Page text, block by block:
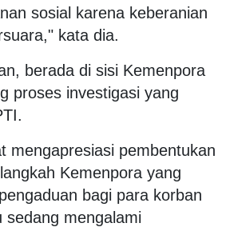
sosial karena keberanian
kata dia.
berada di sisi Kemenpora
proses investigasi yang
mengapresiasi pembentukan
Kemenpora yang
bagi para korban
sedang mengalami